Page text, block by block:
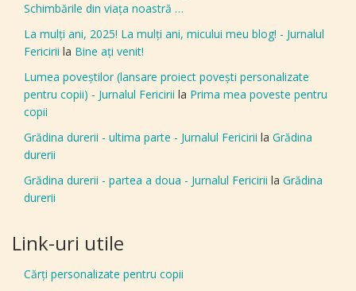
Schimbările din viața noastră …
La mulți ani, 2025! La mulți ani, micului meu blog! - Jurnalul
Fericirii la Bine aţi venit!
Lumea poveștilor (lansare proiect povești personalizate
pentru copii) - Jurnalul Fericirii la Prima mea poveste pentru
copii
Grădina durerii - ultima parte - Jurnalul Fericirii la Grădina
durerii
Grădina durerii - partea a doua - Jurnalul Fericirii la Grădina
durerii
Link-uri utile
Cărți personalizate pentru copii